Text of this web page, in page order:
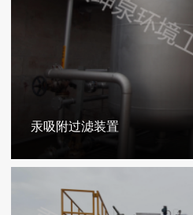
汞吸附过滤装置